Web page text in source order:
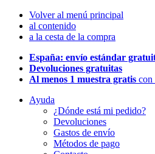
Volver al menú principal
al contenido
a la cesta de la compra
España: envío estándar
Devoluciones gratuitas
Al menos 1 muestra gratis con
Ayuda
¿Dónde está mi pedido?
Devoluciones
Gastos de envío
Métodos de pago